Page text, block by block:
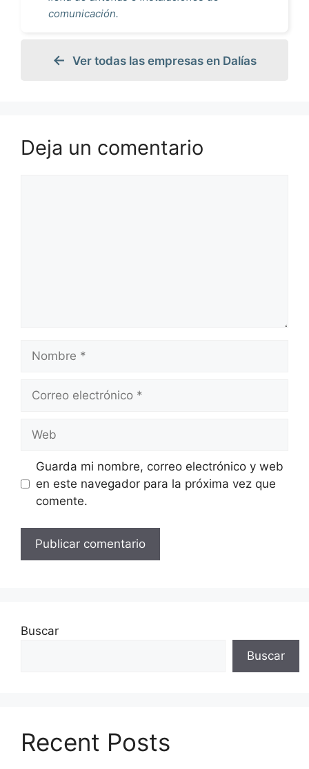
comunicación.
Ver todas las empresas en Dalías
Deja un comentario
Nombre
Correo
Web
Guarda mi nombre, correo electrónico y web
en este navegador para la próxima vez que
comente.
Buscar
Buscar
Recent Posts